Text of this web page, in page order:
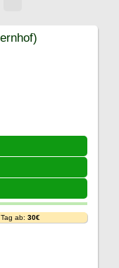
ab: 30€